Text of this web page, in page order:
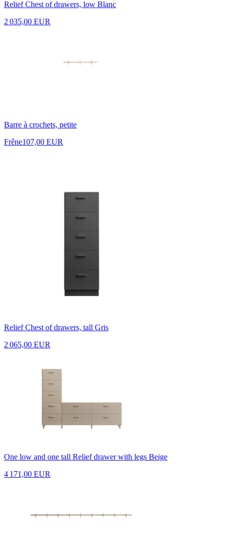
Relief Chest of drawers, low Blanc
2 035,00 EUR
Barre à crochets, petite
Frêne107,00 EUR
Relief Chest of drawers, tall Gris
2 065,00 EUR
One low and one tall Relief drawer with legs Beige
4 171,00 EUR